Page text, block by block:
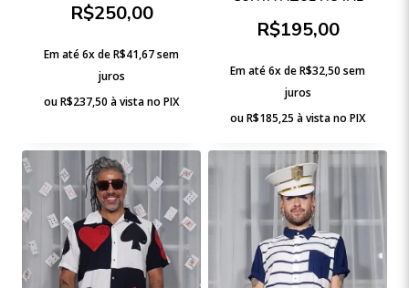
R$250,00
Em até 6x deR$41,67sem
juros
ouR$237,50 à vista no PIX
R$195,00
Em até 6x deR$32,50 sem
juros
ouR$185,25 à vista no PIX